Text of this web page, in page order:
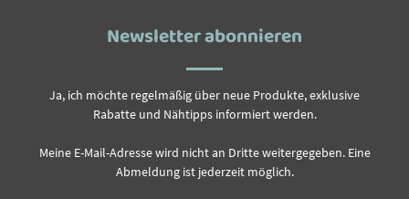
Newsletter abonnieren
Ja, ich möchte regelmäßig über neue Produkte, exklusive
Rabatte und Nähtipps informiert werden.
Meine E-Mail-Adresse wird nicht an Dritte weitergegeben. Eine
Abmeldung ist jederzeit möglich.